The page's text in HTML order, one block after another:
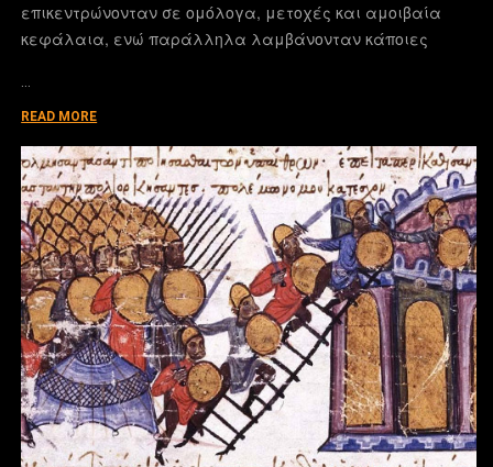
επικεντρώνονταν σε ομόλογα, μετοχές και αμοιβαία
κεφάλαια, ενώ παράλληλα λαμβάνονταν κάποιες
…
READ MORE